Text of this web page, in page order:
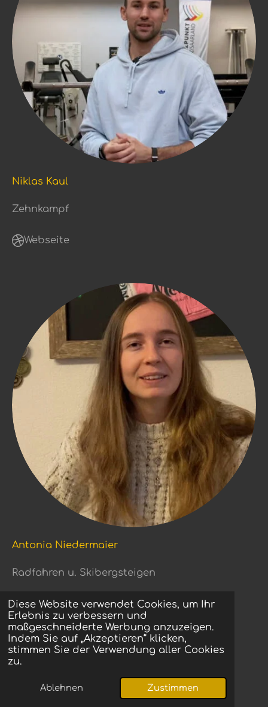
Diese Website verwendet Cookies, um Ihr
Erlebnis zu verbessern und
maßgeschneiderte Werbung anzuzeigen.
Indem Sie auf „Akzeptieren“ klicken,
stimmen Sie der Verwendung aller Cookies
zu.
Ablehnen Zustimmen
Niklas Kaul
Zehnkampf
Webseite
Antonia Niedermaier
Radfahren u. Skibergsteigen
Webseite